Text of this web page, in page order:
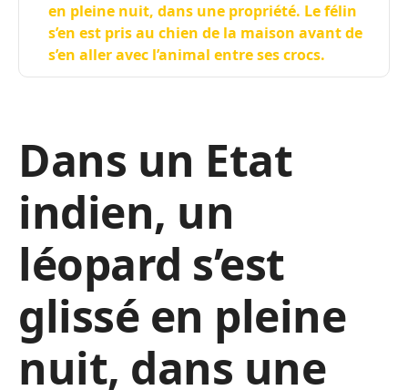
en pleine nuit, dans une propriété. Le félin
s’en est pris au chien de la maison avant de
s’en aller avec l’animal entre ses crocs.
Dans un Etat
indien, un
léopard s’est
glissé en pleine
nuit, dans une